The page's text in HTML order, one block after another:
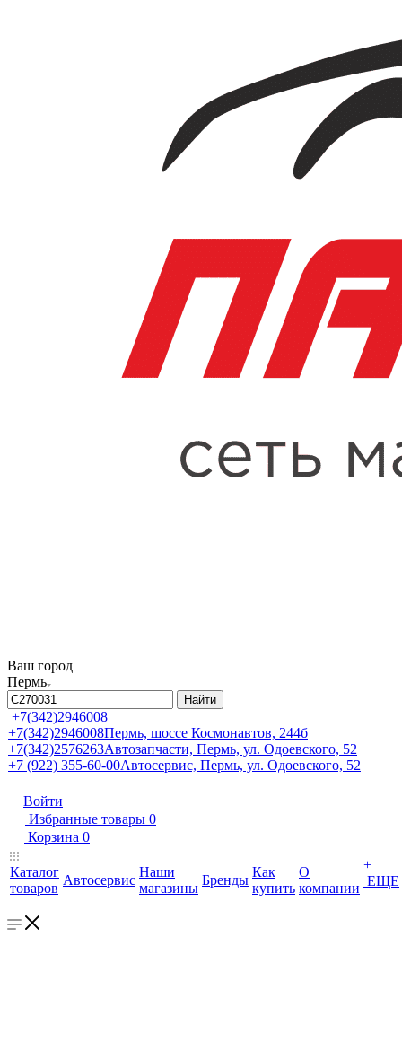
Ваш город
Пермь
Найти
+7(342)2946008
+7(342)2946008Пермь, шоссе Космонавтов, 244б
+7(342)2576263Автозапчасти, Пермь, ул. Одоевского, 52
+7 (922) 355-60-00Автосервис, Пермь, ул. Одоевского, 52
Войти
Избранные товары 0
Корзина 0
Каталог
товаров
Автосервис
Наши
магазины
Бренды
Как
купить
О
компании
+
ЕЩЕ